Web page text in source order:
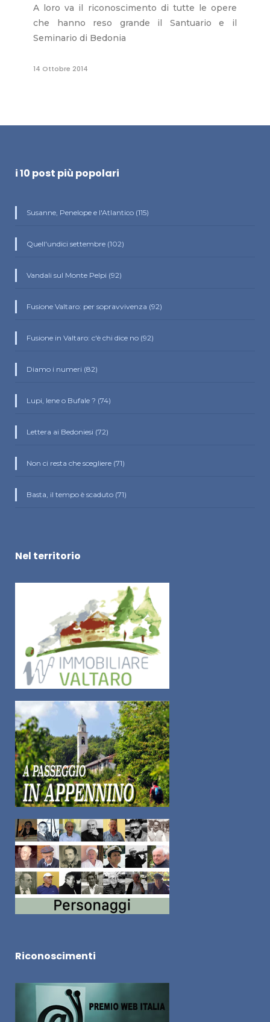
A loro va il riconoscimento di tutte le opere
che hanno reso grande il Santuario e il
Seminario di Bedonia
14 Ottobre 2014
i 10 post più popolari
Susanne, Penelope e l'Atlantico (115)
Quell'undici settembre (102)
Vandali sul Monte Pelpi (92)
Fusione Valtaro: per sopravvivenza (92)
Fusione in Valtaro: c'è chi dice no (92)
Diamo i numeri (82)
Lupi, Iene o Bufale ? (74)
Lettera ai Bedoniesi (72)
Non ci resta che scegliere (71)
Basta, il tempo è scaduto (71)
Nel territorio
Riconoscimenti